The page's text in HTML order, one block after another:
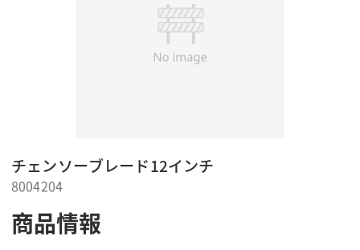
チェンソーブレード12インチ
8004204
商品情報